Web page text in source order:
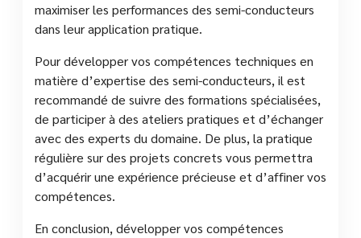
maximiser les performances des semi-conducteurs
dans leur application pratique.
Pour développer vos compétences techniques en
matière d’expertise des semi-conducteurs, il est
recommandé de suivre des formations spécialisées,
de participer à des ateliers pratiques et d’échanger
avec des experts du domaine. De plus, la pratique
régulière sur des projets concrets vous permettra
d’acquérir une expérience précieuse et d’affiner vos
compétences.
En conclusion, développer vos compétences